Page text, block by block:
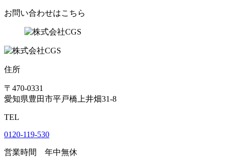
お問い合わせはこちら
住所
〒470-0331
愛知県豊田市平戸橋上井畑31-8
TEL
0120-119-530
営業時間 年中無休